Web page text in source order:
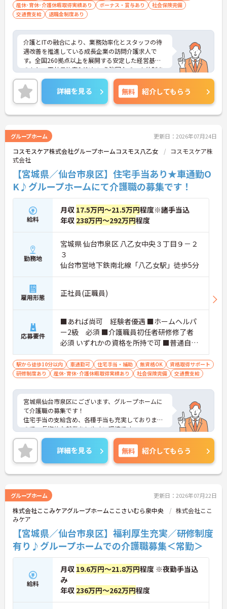
産休･育休･介護休暇取得実績あり
ボーナス・賞与あり
社会保険完備
交通費支給
退職金制度あり
介護とITの融合により、業務効率化とスタッフの待
遇改善を推進している成長企業の訪問介護求人で
す。全国260拠点以上を展開する安定した経営基盤
のもと、正社員比率94%という強固なチーム体制を
構築しています。月額1.1万円の介護福祉士資格手当
や年2回の評価面談など、専門資格と成果が収入に直
結する仕組みが整っています。夜勤なしの完全週休2
日制（曜日固定）を採用し、日々の記録業務はスマ
ートフォンで完結するため、施設勤務特有の不規則
念できます。定期的な面談で不安を解消できるフォ
ロー体制もあり、介護福祉士としてサ責や管理者へ
の着実なキャリアアップを目指す有資格者の方に推
奨できる環境です。
★おすすめPOINT★
【夜勤なし・曜日固定の休日で、身体への負担を抑
えた働き方が実現できます】
・8:00～19:00の間での実働8時間勤務で夜勤が存在
しないため、生活リズムを整えながら健康的に働き
続けることができます
・完全週休2日制（曜日固定）を採用していること
により、先々の予定が立てやすくプライベートの時
間をしっかりと確保できる環境です
【専門資格を活かした収入アップと明確なキャリア
形成が期待できます】
・資格手当（介護福祉士月額1.1万円）が支給される
ほか、年2回の評価面談で個人の頑張りが給与に還
も目指せます
【IT化と手厚いフォロー体制により、業務のストレ
スを軽減できます】
・記録票の提出やシフト確認をすべてスマートフォ
ンで行えるため、手書きの書類作成や事業所への移
動の手間が省けケア業務に集中できます
・定期的な面談を通じて上司がフォローする体制が
あり、訪問介護でありながら孤立することなくチー
ムの支援を受けながら業務に取り組めます
詳細を見る 無料 紹介してもらう
グループホーム 更新日：2026年07月24日
コスモスケア株式会社グループホームコスモス八乙女
コスモスケア株
式会社
【宮城県／仙台市泉区】住宅手当あり★車通勤O
K♪グループホームにて介護職の募集です！
給料
月収 17.5万円～21.5万円程度※諸手当込
年収 238万円～292万円程度
勤務地
宮城県 仙台市泉区 八乙女中央３丁目９－２
３
仙台市営地下鉄南北線「八乙女駅」徒歩5分
雇用形態 正社員(正職員)
応募要件
■あれば尚可 経験者優遇 ■ホームヘルパ
ー2級 必須 ■介護職員初任者研修修了者
必須 いずれかの資格を所持で可 ■普通自動
車運転免許 必須（ＡＴ限定不可）
駅から徒歩10分以内 車通勤可 住宅手当・補助 無資格OK
資格取得サポート
研修制度あり
産休･育休･介護休暇取得実績あり 社会保険完備 交通費支給
宮城県仙台市泉区にございます、グループホームに
て介護職の募集です！
住宅手当の支給含め、各種手当も充実しております
ので、長期的な就業をしやすい環境です。
マイカー通勤OKなので、通勤も楽々です♪
ご興味のある方は、マイナビ介護職までお問い合わ
せください。
詳細を見る 無料 紹介してもらう
グループホーム 更新日：2026年07月22日
株式会社ここみケアグループホームここさいむら泉中央
株式会社ここ
みケア
【宮城県／仙台市泉区】福利厚生充実／研修制度
有り♪グループホームでの介護職募集＜常勤＞
給料
月収 19.6万円～21.8万円程度 ※夜勤手当込
み
年収 236万円～262万円程度